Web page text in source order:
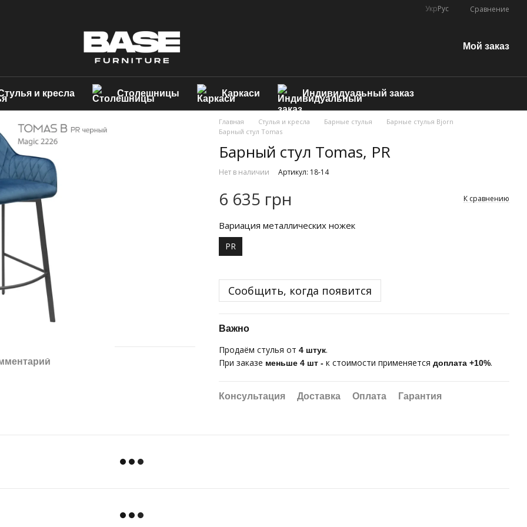
УкрРус Сравнение
Мой заказ
и кресла Столешницы Каркаси Индивидуальный заказ
Главная Стулья и кресла Барные стулья
Барные стулья Bjorn
Барный стул Tomas
Барный стул Tomas, PR
Нет в наличии Артикул: 18-14
6 635 грн К сравнению
Вариация металлических ножек
PR
Сообщить, когда появится
Важно
Продаём стулья от4 штук.
При заказе меньше 4 шт- к стоимости применяетсядоплата +10%.
Консультация Доставка Оплата Гарантия